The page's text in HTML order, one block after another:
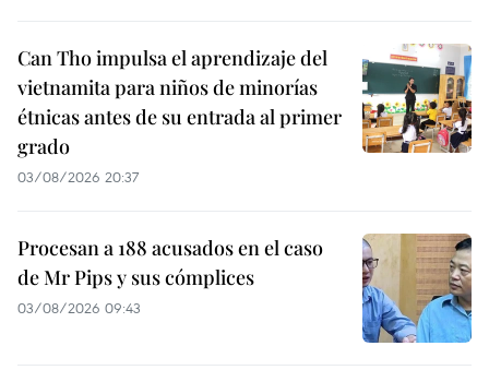
Can Tho impulsa el aprendizaje del
vietnamita para niños de minorías
étnicas antes de su entrada al primer
grado
03/08/2026 20:37
Procesan a 188 acusados en el caso
de Mr Pips y sus cómplices
03/08/2026 09:43